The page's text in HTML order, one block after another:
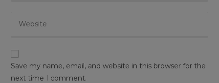
Save my name, email, and website in this browser for the
next time I comment.